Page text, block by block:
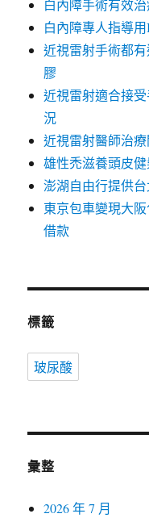
白內障手術有效
白內障專人指導
近視雷射手術都
膠
近視雷射適合接
況
近視雷射醫師治
雄性禿滋養頭皮
澎湖自由行提供
東京包車變現大
借款
標籤
玻尿酸
彙整
2026 年 7 月